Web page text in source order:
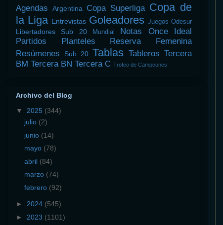
Agendas Argentina Copa Superliga Copa de
la Liga Entrevistas Goleadores Juegos Odesur
Libertadores Sub 20 Mundial Notas
Once Ideal
Partidos
Planteles
Reserva Femenina
Resúmenes
Sub 20 Tablas Tableros Tercera
BM Tercera BN Tercera C Trofeo de Campeones
Archivo del Blog
▼ 2025 (344)
julio (2)
junio (14)
mayo (78)
abril (84)
marzo (74)
febrero (92)
► 2024 (545)
► 2023 (1101)